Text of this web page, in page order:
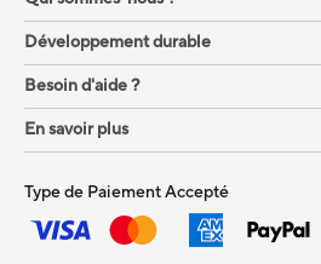
Développement durable
Besoin d'aide ?
En savoir plus
Type de Paiement Accepté